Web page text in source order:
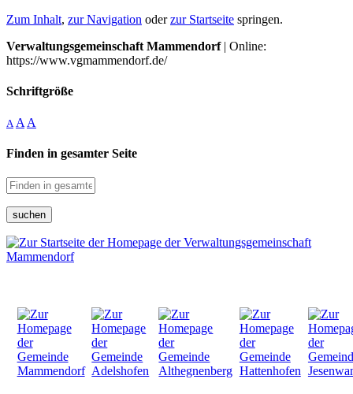
Zum Inhalt, zur Navigation oderzur Startseite springen.
Verwaltungsgemeinschaft Mammendorf| Online:
https://www.vgmammendorf.de/
Schriftgröße
A A A
Finden in gesamter Seite
suchen